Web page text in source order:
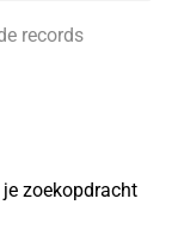
records
zoekopdracht